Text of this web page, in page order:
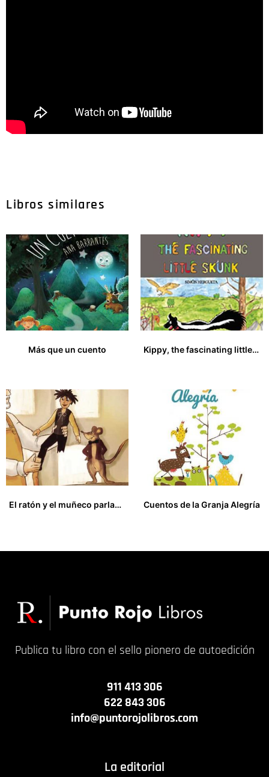
Libros similares
Más que un cuento
Kippy, the fascinating little skunk
El ratón y el muñeco parlanchín
Cuentos de la Granja Alegría
Publica tu libro con el sello pionero de autoedición
911 413 306
622 843 306
info@puntorojolibros.com
La editorial